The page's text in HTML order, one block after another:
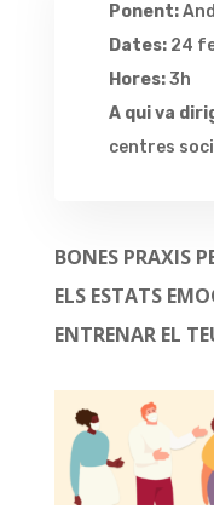
Ponent:
Dates:24
Hores:3h
A qui va
centres
BONES PRAXIS
ELS ESTATS
ENTRENAR EL